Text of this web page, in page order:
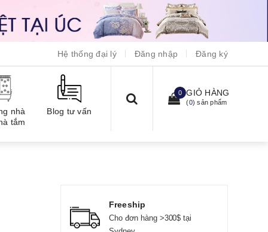
Hệ thống đại lý Đăng nhập Đăng ký
nhà
tắm
Blog tư vấn
0 GIỎ HÀNG
(0) sản phẩm
Freeship
Cho đơn hàng >300$ tại